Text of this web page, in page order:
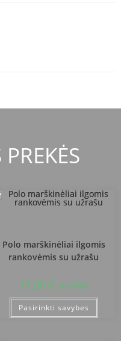
Polo marškinėliai ilgomis
rankovėmis su užrašu
17,00 € su PVM
Pasirinkti savybes